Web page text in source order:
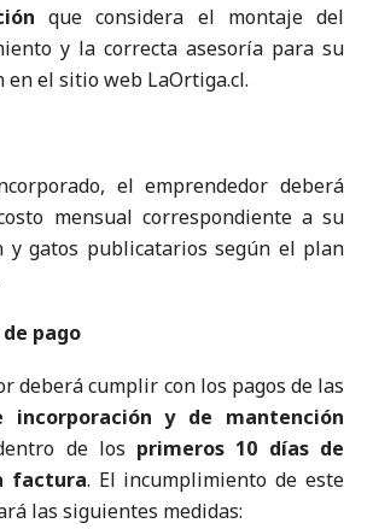
que considera el montaje del
y la correcta asesoría para su
en el sitio web LaOrtiga.cl.
el emprendedor deberá
mensual correspondiente a su
y gatos publicatarios según el plan
pago
deberá cumplir con los pagos de las
incorporación y de mantención
de los primeros 10 días de
factura. El incumplimiento de este
las siguientes medidas: